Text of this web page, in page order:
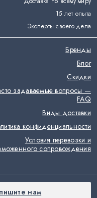
15 лет опыта
Эксперты своего дела
Бренды
Блог
Скидки
задаваемые вопросы —
FAQ
Виды доставки
конфиденциальности
Условия перевозки и
сопровождения
нам